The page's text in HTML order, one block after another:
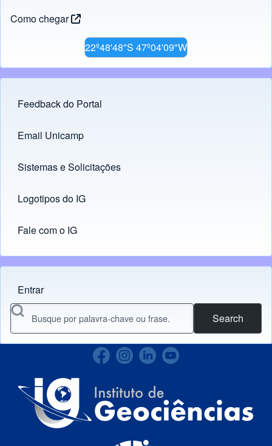
Como chegar
22º48'48"S 47º04'09"W
Footer menu
Feedback do Portal
Links
Email Unicamp
(opens in new tab)
Sistemas e Solicitações
(opens in new tab)
Logotipos do IG
(opens in new tab)
Fale com o IG
Menu do usuário
Entrar
Search